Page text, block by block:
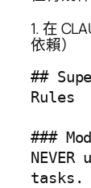
1. 在
依賴）
##
Rules
###
tasks.